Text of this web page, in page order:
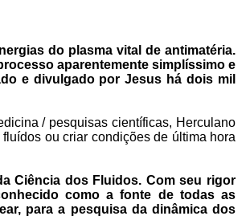
do plasma vital de antimatéria.
aparentemente simplíssimo e
e divulgado por Jesus há dois mil
/ pesquisas científicas, Herculano
ou criar condições de última hora
Ciência dos Fluidos. Com seu rigor
como a fonte de todas as
para a pesquisa da dinâmica dos